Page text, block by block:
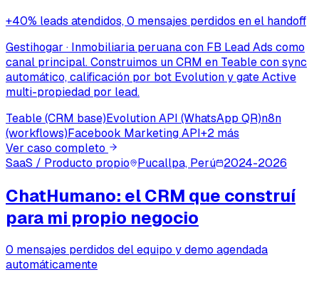
+40% leads atendidos, 0 mensajes perdidos en el handoff
Gestihogar · Inmobiliaria peruana con FB Lead Ads como
canal principal. Construimos un CRM en Teable con sync
automático, calificación por bot Evolution y gate Active
multi-propiedad por lead.
Teable (CRM base)Evolution API (WhatsApp QR)n8n
(workflows)Facebook Marketing API+2 más
Ver caso completo
SaaS / Producto propio
Pucallpa, Perú 2024-2026
ChatHumano: el CRM que construí
para mi propio negocio
0 mensajes perdidos del equipo y demo agendada
automáticamente